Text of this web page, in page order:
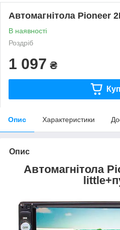
Автомагнітола Pioneer
В наявності
Роздріб
1 097 ₴
Опис Характеристики
Опис
Автомагнітола